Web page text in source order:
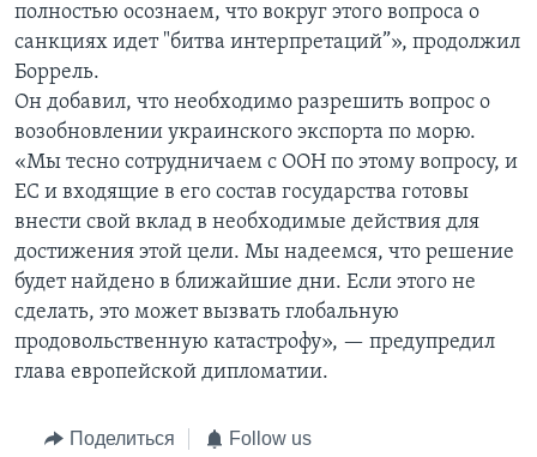
полностью осознаем, что вокруг этого вопроса о
санкциях идет "битва интерпретаций”», продолжил
Боррель.
Он добавил, что необходимо разрешить вопрос о
возобновлении украинского экспорта по морю.
«Мы тесно сотрудничаем с ООН по этому вопросу, и
ЕС и входящие в его состав государства готовы
внести свой вклад в необходимые действия для
достижения этой цели. Мы надеемся, что решение
будет найдено в ближайшие дни. Если этого не
сделать, это может вызвать глобальную
продовольственную катастрофу», — предупредил
глава европейской дипломатии.
Поделиться Follow us